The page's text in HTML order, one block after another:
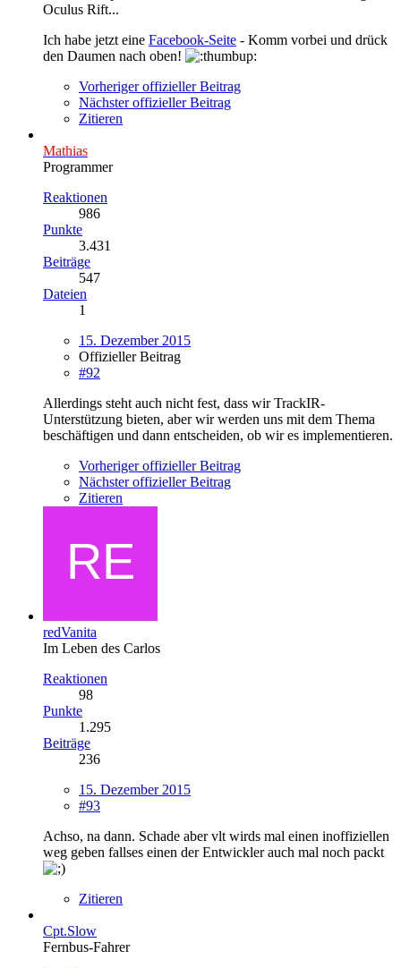
Oculus Rift...
Ich habe jetzt eine Facebook-Seite - Komm vorbei und drück
den Daumen nach oben!
Vorheriger offizieller Beitrag
Nächster offizieller Beitrag
Zitieren
Mathias
Programmer
Reaktionen
986
Punkte
3.431
Beiträge
547
Dateien
1
15. Dezember 2015
Offizieller Beitrag
#92
Allerdings steht auch nicht fest, dass wir TrackIR-
Unterstützung bieten, aber wir werden uns mit dem Thema
beschäftigen und dann entscheiden, ob wir es implementieren.
Vorheriger offizieller Beitrag
Nächster offizieller Beitrag
Zitieren
redVanita
Im Leben des Carlos
Reaktionen
98
Punkte
1.295
Beiträge
236
15. Dezember 2015
#93
Achso, na dann. Schade aber vlt wirds mal einen inoffiziellen
weg geben fallses einen der Entwickler auch mal noch packt
Zitieren
Cpt.Slow
Fernbus-Fahrer